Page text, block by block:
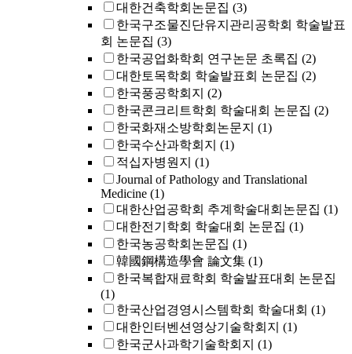
대한건축학회논문집 (3)
한국구조물진단유지관리공학회 학술발표
회 논문집 (3)
한국공업화학회 연구논문 초록집 (2)
대한토목학회 학술발표회 논문집 (2)
한국풍공학회지 (2)
한국콘크리트학회 학술대회 논문집 (2)
한국화재소방학회논문지 (1)
한국수산과학회지 (1)
적십자병원지 (1)
Journal of Pathology and Translational
Medicine (1)
대한산업공학회 추계학술대회논문집 (1)
대한전기학회 학술대회 논문집 (1)
한국농공학회논문집 (1)
韓國鋼構造學會 論文集 (1)
한국복합재료학회 학술발표대회 논문집
(1)
한국산업경영시스템학회 학술대회 (1)
대한인터벤션영상기술학회지 (1)
한국군사과학기술학회지 (1)